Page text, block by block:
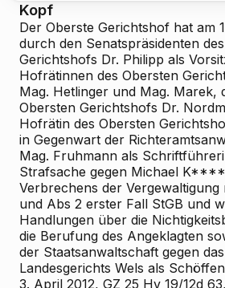
Kopf
Der Oberste Gerichtshof hat am
durch den Senatspräsidenten
Gerichtshofs Dr. Philipp als
Hofrätinnen des Obersten
Mag. Hetlinger und Mag. Marek,
Obersten Gerichtshofs Dr.
Hofrätin des Obersten
in Gegenwart der
Mag. Fruhmann als
Strafsache gegen Michael
Verbrechens der Vergewaltigung
und Abs 2 erster Fall StGB und
Handlungen über die
die Berufung des Angeklagten
der Staatsanwaltschaft gegen
Landesgerichts Wels als
3. April 2012, GZ 25 Hv 19/12d